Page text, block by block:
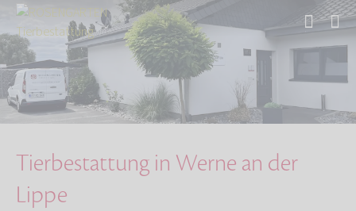
Start Über uns Aktuelles Tierbestattung in Werne an der Lippe
Tierbestattung in Werne an der
Lippe